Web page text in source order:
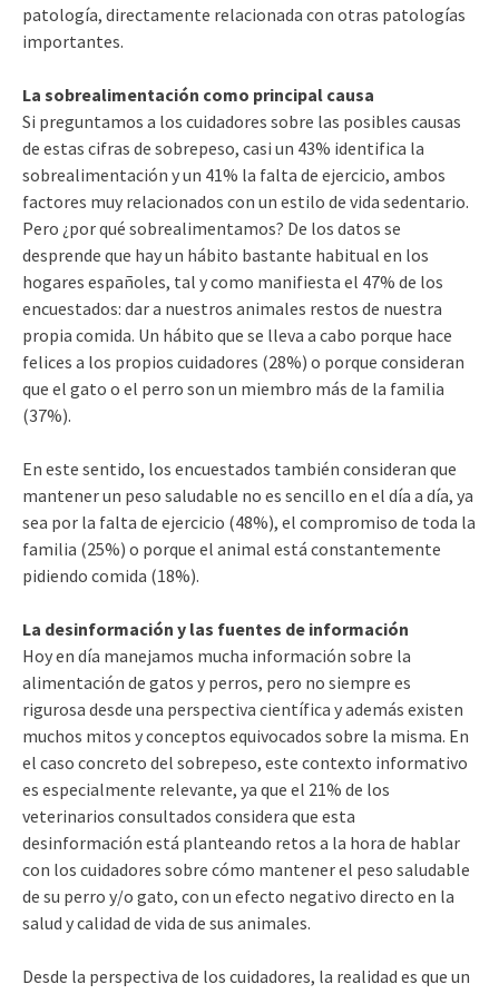
patología, directamente relacionada con otras patologías
importantes.
La sobrealimentación como principal causa
Si preguntamos a los cuidadores sobre las posibles causas
de estas cifras de sobrepeso, casi un 43% identifica la
sobrealimentación y un 41% la falta de ejercicio, ambos
factores muy relacionados con un estilo de vida sedentario.
Pero ¿por qué sobrealimentamos? De los datos se
desprende que hay un hábito bastante habitual en los
hogares españoles, tal y como manifiesta el 47% de los
encuestados: dar a nuestros animales restos de nuestra
propia comida. Un hábito que se lleva a cabo porque hace
felices a los propios cuidadores (28%) o porque consideran
que el gato o el perro son un miembro más de la familia
(37%).
En este sentido, los encuestados también consideran que
mantener un peso saludable no es sencillo en el día a día, ya
sea por la falta de ejercicio (48%), el compromiso de toda la
familia (25%) o porque el animal está constantemente
pidiendo comida (18%).
La desinformación y las fuentes de información
Hoy en día manejamos mucha información sobre la
alimentación de gatos y perros, pero no siempre es
rigurosa desde una perspectiva científica y además existen
muchos mitos y conceptos equivocados sobre la misma. En
el caso concreto del sobrepeso, este contexto informativo
es especialmente relevante, ya que el 21% de los
veterinarios consultados considera que esta
desinformación está planteando retos a la hora de hablar
con los cuidadores sobre cómo mantener el peso saludable
de su perro y/o gato, con un efecto negativo directo en la
salud y calidad de vida de sus animales.
Desde la perspectiva de los cuidadores, la realidad es que un